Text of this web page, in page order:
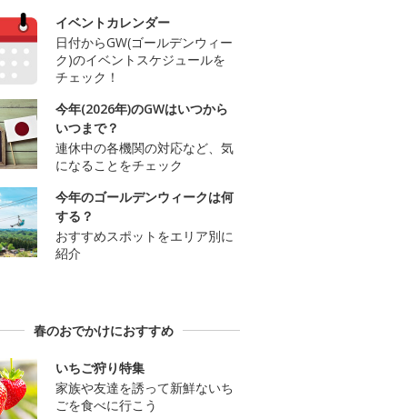
イベントカレンダー
日付からGW(ゴールデンウィー
ク)のイベントスケジュールを
チェック！
今年(2026年)のGWはいつから
いつまで？
連休中の各機関の対応など、気
になることをチェック
今年のゴールデンウィークは何
する？
おすすめスポットをエリア別に
紹介
春のおでかけにおすすめ
いちご狩り特集
家族や友達を誘って新鮮ないち
ごを食べに行こう